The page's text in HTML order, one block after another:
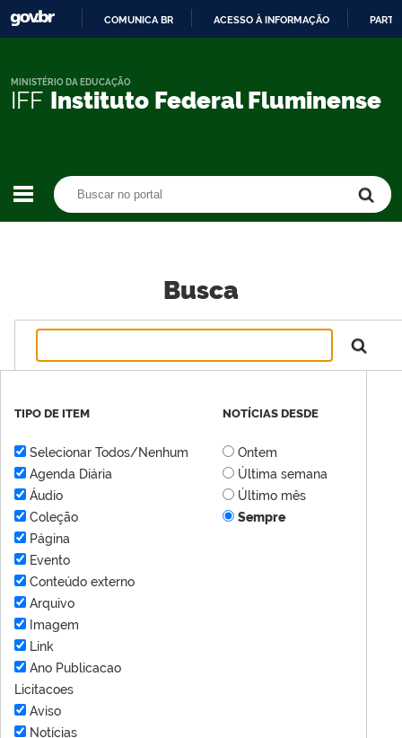
CONTEÚDO
COMUNICA BR ACESSO À INFORMAÇÃO
IFF Instituto Federal Fluminense
MINISTÉRIO DA EDUCAÇÃO
Busca
TIPO DE ITEM
Selecionar Todos/Nenhum
Agenda Diária
Áudio
Coleção
Página
Evento
Conteúdo externo
Arquivo
Imagem
Link
Ano Publicacao
Licitacoes
Aviso
Notícias
NOTÍCIAS DESDE
Ontem
Última semana
Último mês
Sempre